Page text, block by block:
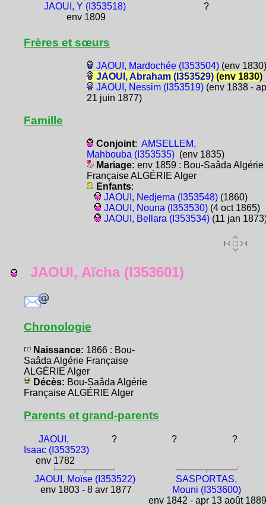
JAOUI, Y (I353518)
env 1809
?
Frères et sœurs
JAOUI, Mardochée (I353504)(env 1830)
JAOUI, Abraham (I353529)(env 1830)
JAOUI, Nessim (I353519)(env 1838 -
21 juin 1877)
Famille
Conjoint: AMSELLEM,
Mahbouba (I353535)(env 1835)
Mariage: env 1859 : Bou-Saâda Algérie
Française ALGÉRIE Alger
Enfants:
JAOUI, Nedjema (I353548)(1860)
JAOUI, Nouna (I353530)(4 oct 1865)
JAOUI, Bellara (I353534)(11 jan
JAOUI, Aïcha (I353601)
Chronologie
Naissance: 1866 : Bou-
Saâda Algérie Française
ALGÉRIE Alger
Décès: Bou-Saâda Algérie
Française ALGÉRIE Alger
Parents et grand-parents
JAOUI,
Isaac (I353523)
env 1782
? ? ?
JAOUI, Moïse (I353522)
env 1803 - 8 avr 1877
SASPORTAS,
Mouni (I353600)
env 1842 - apr 13 août